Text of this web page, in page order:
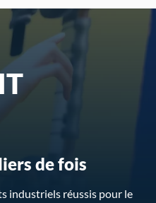
de fois
industriels réussis pour le